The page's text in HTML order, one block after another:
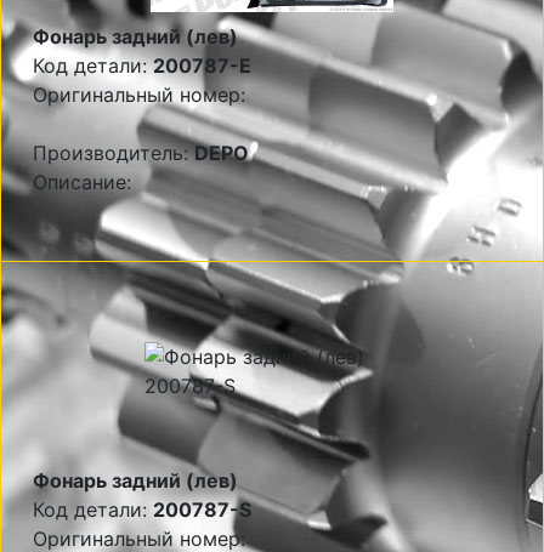
Фонарь задний (лев)
Код детали:200787-E
Оригинальный номер:
Производитель:DEPO
Описание:
Фонарь задний (лев)
Код детали: 200787-S
Оригинальный номер: